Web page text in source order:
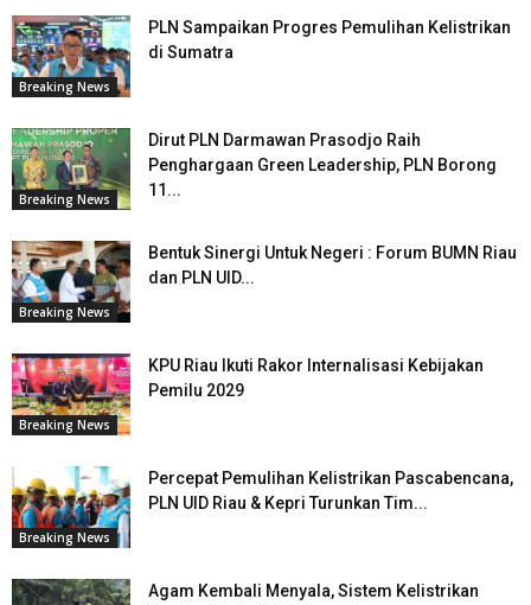
Breaking News
PLN Sampaikan Progres Pemulihan Kelistrikan
di Sumatra
Breaking News
Dirut PLN Darmawan Prasodjo Raih
Penghargaan Green Leadership, PLN Borong
11...
Breaking News
Bentuk Sinergi Untuk Negeri : Forum BUMN Riau
dan PLN UID...
Breaking News
KPU Riau Ikuti Rakor Internalisasi Kebijakan
Pemilu 2029
Breaking News
Percepat Pemulihan Kelistrikan Pascabencana,
PLN UID Riau & Kepri Turunkan Tim...
Agam Kembali Menyala, Sistem Kelistrikan